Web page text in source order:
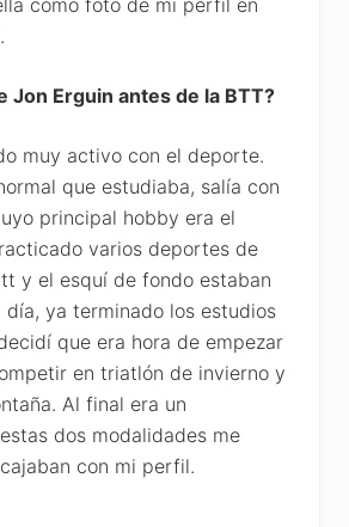
como foto de mi perfil en
Jon Erguin antes de la BTT?
muy activo con el deporte.
que estudiaba, salía con
principal hobby era el
varios deportes de
y el esquí de fondo estaban
día, ya terminado los estudios
que era hora de empezar
en triatlón de invierno y
Al final era un
dos modalidades me
con mi perfil.